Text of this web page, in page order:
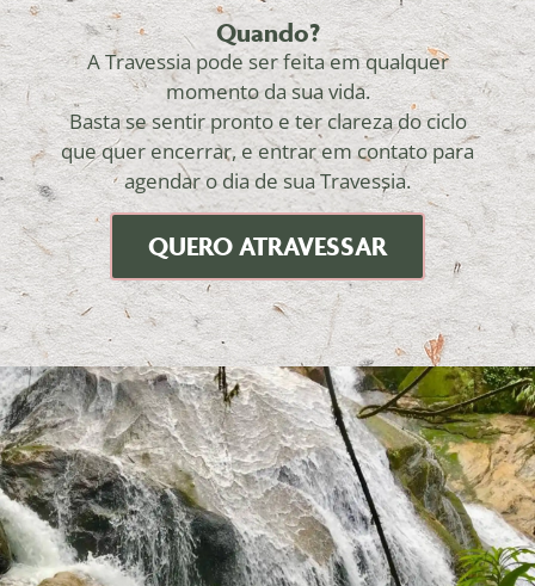
Quando?
A Travessia pode ser feita em qualquer
momento da sua vida.
Basta se sentir pronto e ter clareza do ciclo
que quer encerrar, e entrar em contato para
agendar o dia de sua Travessia.
QUERO ATRAVESSAR